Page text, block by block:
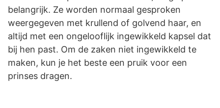
belangrijk. Ze worden normaal gesproken
weergegeven met krullend of golvend haar, en
altijd met een ongelooflijk ingewikkeld kapsel dat
bij hen past. Om de zaken niet ingewikkeld te
maken, kun je het beste een pruik voor een
prinses dragen.